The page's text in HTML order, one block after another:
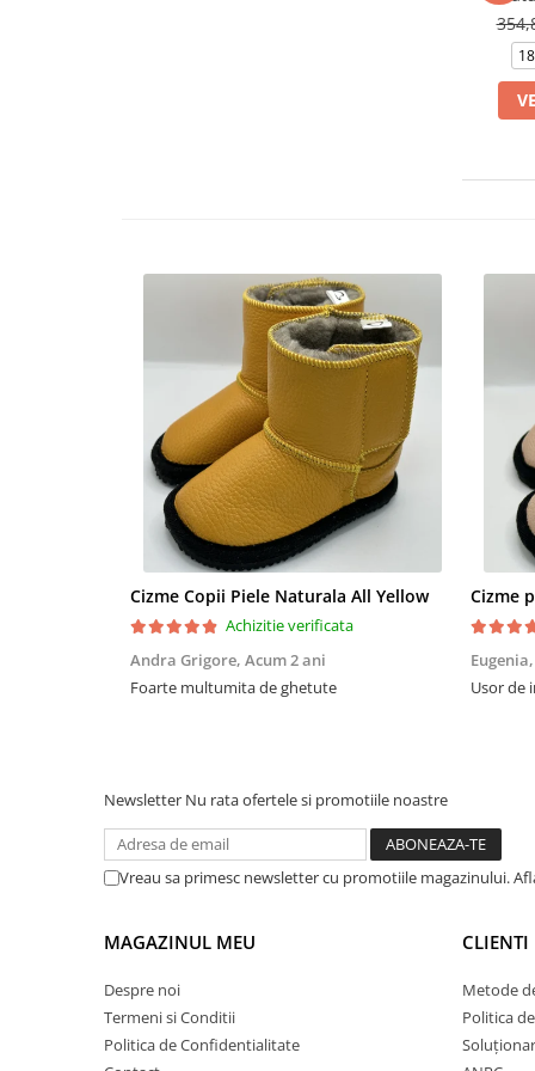
18
Cizme Copii Piele Naturala All Yellow
Achizitie verificata
Andra Grigore, Acum 2 ani
Foarte multumita de ghetute
Eugenia,
Usor de
Newsletter Nu rata ofertele si promotiile noastre
Vreau sa primesc newsletter cu promotiile magazinului.
MAGAZINUL MEU
Despre noi
Termeni si Conditii
Politica de Confidentialitate
CLIENTI
Metode
Politica